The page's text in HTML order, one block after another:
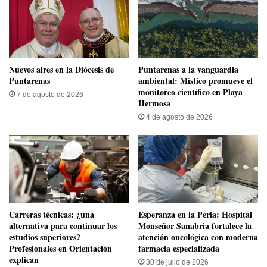
​Nuevos aires en la Diócesis de
Puntarenas
7 de agosto de 2026
​Puntarenas a la vanguardia
ambiental: Místico promueve el
monitoreo científico en Playa
Hermosa
4 de agosto de 2026
Carreras técnicas: ¿una
alternativa para continuar los
estudios superiores?
Profesionales en Orientación
explican
​Esperanza en la Perla: Hospital
Monseñor Sanabria fortalece la
atención oncológica con moderna
farmacia especializada
30 de julio de 2026